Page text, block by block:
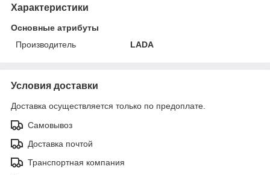
Характеристики
Основные атрибуты
Производитель
LADA
Условия доставки
Доставка осуществляется только по предоплате.
Самовывоз
Доставка почтой
Транспортная компания